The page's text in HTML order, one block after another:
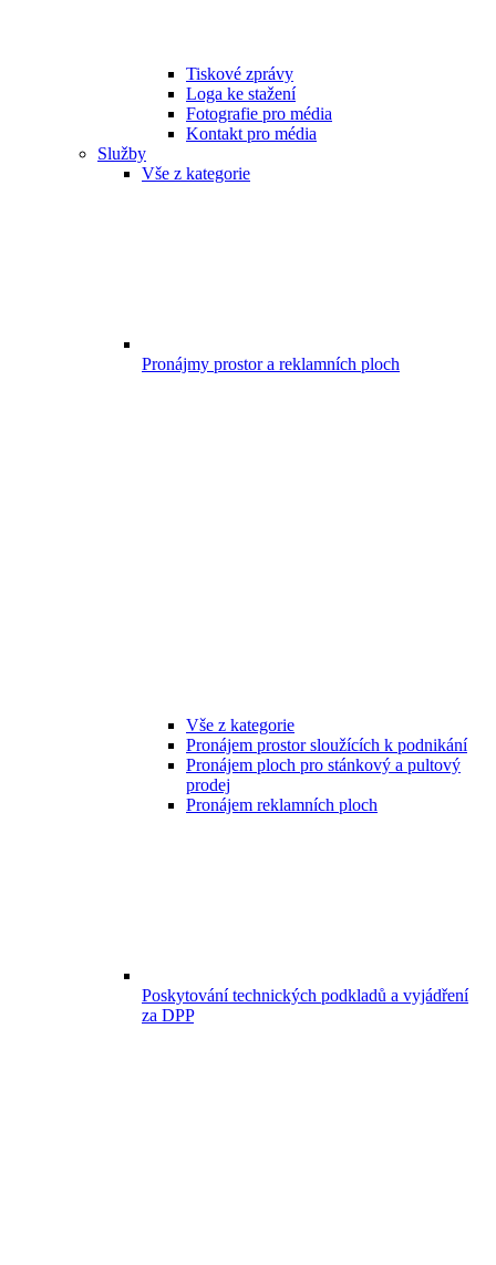
Tiskové zprávy
Loga ke stažení
Fotografie pro média
Kontakt pro média
Služby
Vše z kategorie
Pronájmy prostor a reklamních ploch
Vše z kategorie
Pronájem prostor sloužících k podnikání
Pronájem ploch pro stánkový a pultový
prodej
Pronájem reklamních ploch
Poskytování technických podkladů a vyjádření
za DPP